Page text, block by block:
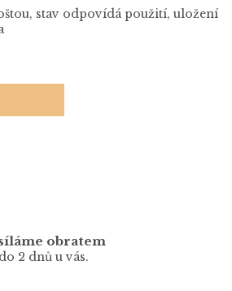
stav odpovídá použití, uložení
obratem
2 dnů u vás.